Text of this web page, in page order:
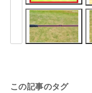
この記事のタグ